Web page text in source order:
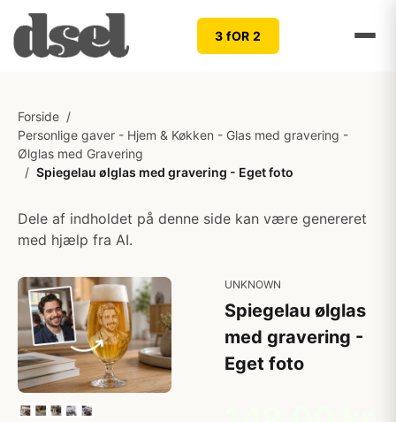
3 fOR 2
Forside /
Personlige gaver - Hjem & Køkken - Glas med gravering -
Ølglas med Gravering
/ Spiegelau ølglas med gravering - Eget foto
Dele af indholdet på denne side kan være genereret
med hjælp fra AI.
UNKNOWN
Spiegelau ølglas
med gravering -
Eget foto